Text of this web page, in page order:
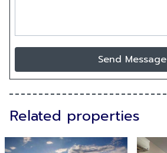
Send Message
Related properties